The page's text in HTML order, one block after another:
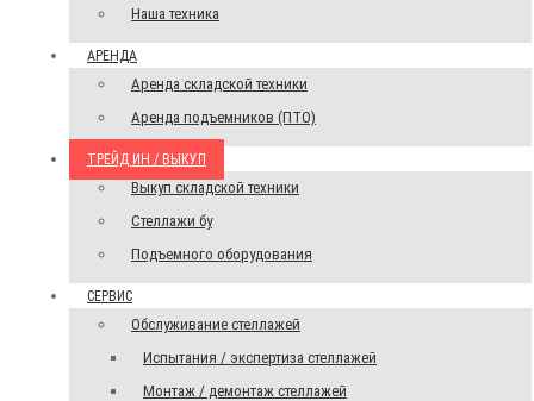
Наша техника
АРЕНДА
Аренда складской техники
Аренда подъемников (ПТО)
ТРЕЙД ИН / ВЫКУП
Выкуп складской техники
Стеллажи бу
Подъемного оборудования
СЕРВИС
Обслуживание стеллажей
Испытания / экспертиза стеллажей
Монтаж / демонтаж стеллажей